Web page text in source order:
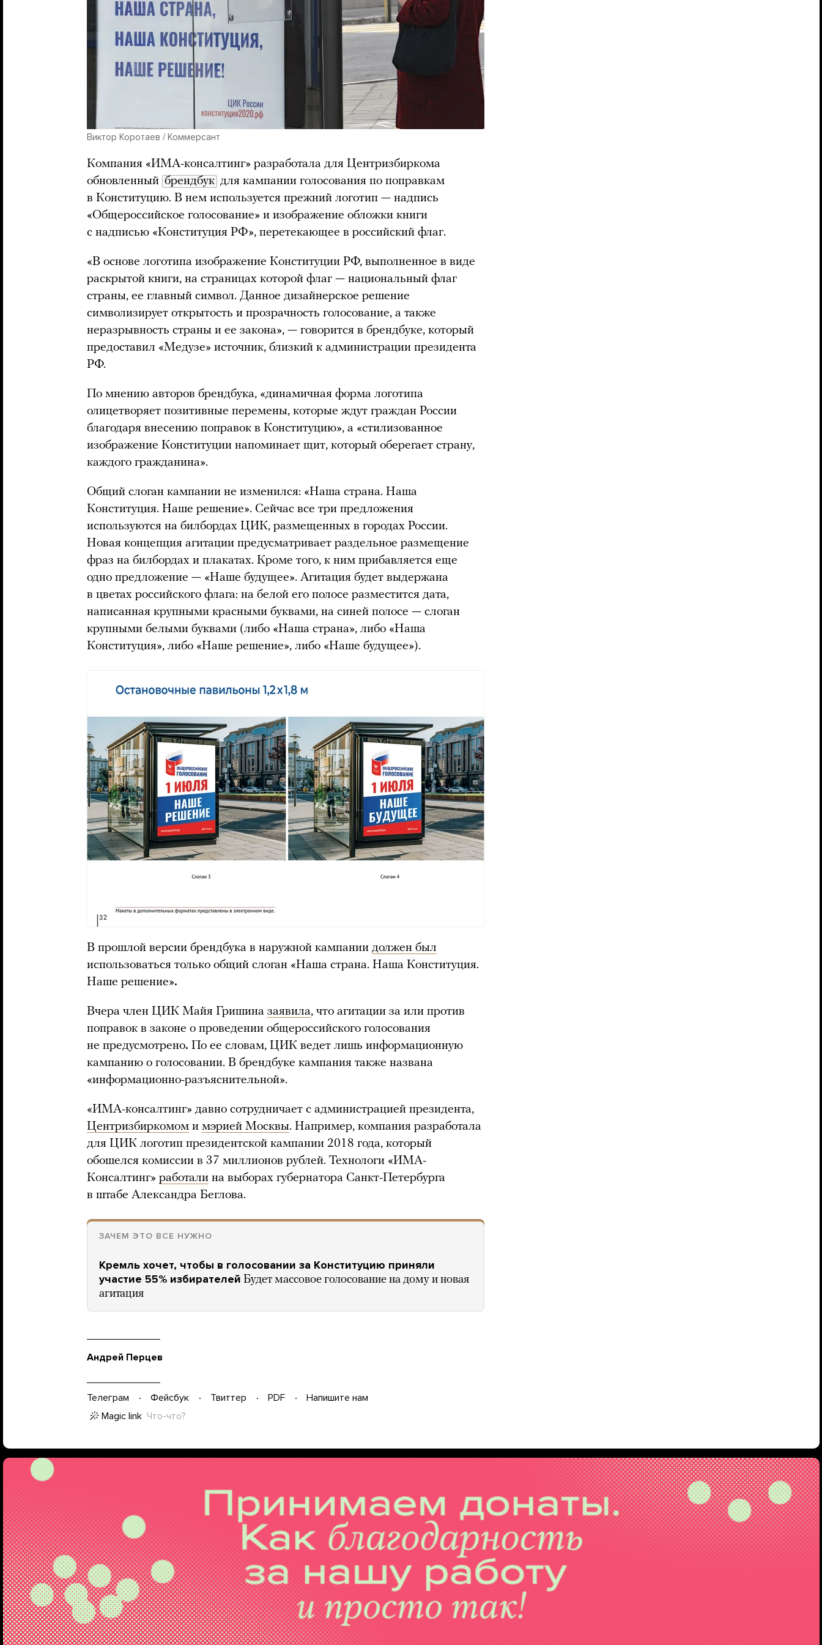
Виктор Коротаев / Коммерсант
Компания «ИМА-консалтинг» разработала для Центризбиркома
обновленный брендбук для кампании голосования по поправкам
в Конституцию. В нем используется прежний логотип — надпись
«Общероссийское голосование» и изображение обложки книги
с надписью «Конституция РФ», перетекающее в российский флаг.
«В основе логотипа изображение Конституции РФ, выполненное в виде
раскрытой книги, на страницах которой флаг — национальный флаг
страны, ее главный символ. Данное дизайнерское решение
символизирует открытость и прозрачность голосование, а также
неразрывность страны и ее закона», — говорится в брендбуке, который
предоставил «Медузе» источник, близкий к администрации президента
РФ.
По мнению авторов брендбука, «динамичная форма логотипа
олицетворяет позитивные перемены, которые ждут граждан России
благодаря внесению поправок в Конституцию», а «стилизованное
изображение Конституции напоминает щит, который оберегает страну,
каждого гражданина».
Общий слоган кампании не изменился: «Наша страна. Наша
Конституция. Наше решение». Сейчас все три предложения
используются на билбордах ЦИК, размещенных в городах России.
Новая концепция агитации предусматривает раздельное размещение
фраз на билбордах и плакатах. Кроме того, к ним прибавляется еще
одно предложение — «Наше будущее». Агитация будет выдержана
в цветах российского флага: на белой его полосе разместится дата,
написанная крупными красными буквами, на синей полосе — слоган
крупными белыми буквами (либо «Наша страна», либо «Наша
Конституция», либо «Наше решение», либо «Наше будущее»).
В прошлой версии брендбука в наружной кампании должен был
использоваться только общий слоган «Наша страна. Наша Конституция.
Наше решение».
Вчера член ЦИК Майя Гришина заявила, что агитации за или против
поправок в законе о проведении общероссийского голосования
не предусмотрено. По ее словам, ЦИК ведет лишь информационную
кампанию о голосовании. В брендбуке кампания также названа
«информационно-разъяснительной».
«ИМА-консалтинг» давно сотрудничает с администрацией президента,
Центризбиркомом и мэрией Москвы. Например, компания разработала
для ЦИК логотип президентской кампании 2018 года, который
обошелся комиссии в 37 миллионов рублей. Технологи «ИМА-
Консалтинг» работали на выборах губернатора Санкт-Петербурга
в штабе Александра Беглова.
ЗАЧЕМ ЭТО ВСЕ НУЖНО
Кремль хочет, чтобы в голосовании за Конституцию приняли
участие 55% избирателей Будет массовое голосование на дому и новая
агитация
Андрей Перцев
Телеграм Фейсбук Твиттер PDF
Напишите нам
Magic link Что-что?